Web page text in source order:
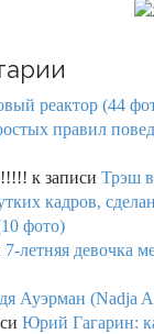
реактор (44
правил
к записи Трэш в
кадров,
фото)
7-летняя девочка
Ауэрман (Nadja
Юрий Гагарин: